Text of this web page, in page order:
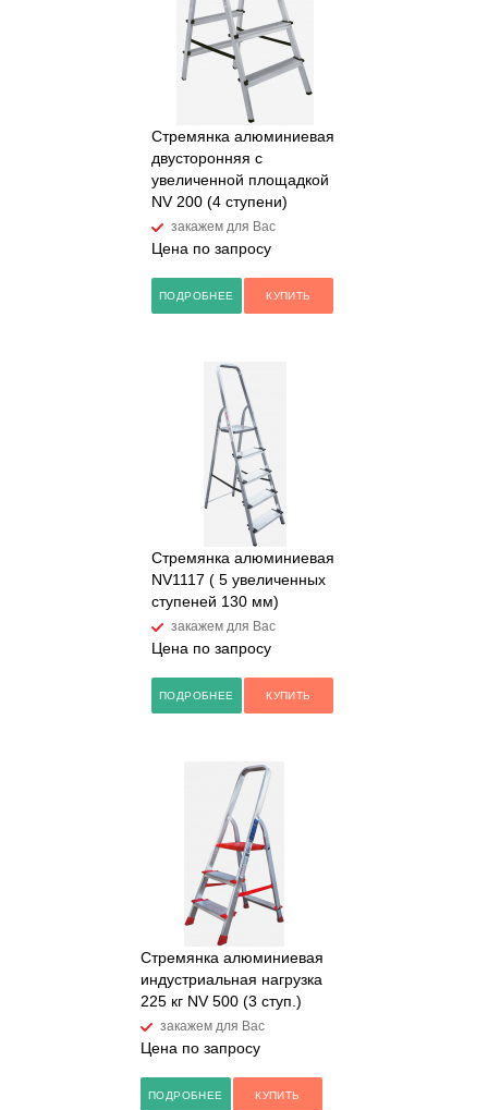
Стремянка алюминиевая
двусторонняя с
увеличенной площадкой
NV 200 (4 ступени)
закажем для Вас
Цена по запросу
ПОДРОБНЕЕ КУПИТЬ
Стремянка алюминиевая
NV1117 ( 5 увеличенных
ступеней 130 мм)
закажем для Вас
Цена по запросу
ПОДРОБНЕЕ КУПИТЬ
Стремянка алюминиевая
индустриальная нагрузка
225 кг NV 500 (3 ступ.)
закажем для Вас
Цена по запросу
ПОДРОБНЕЕ КУПИТЬ